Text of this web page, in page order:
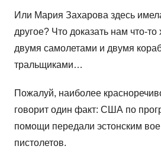
Или Мария Захарова здесь
другое? Что доказать нам что-то
двумя самолетами и двумя
тральщиками…
Пожалуй, наиболее
говорит один факт: США по
помощи передали эстонским
пистолетов.